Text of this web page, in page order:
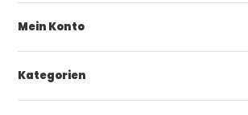
Mein Konto
Kategorien